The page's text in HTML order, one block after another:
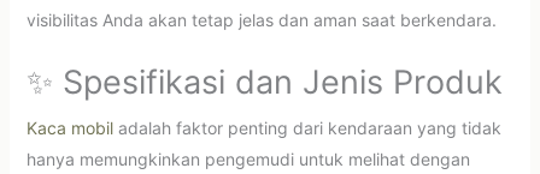
visibilitas Anda akan tetap jelas dan aman saat berkendara.
✨ Spesifikasi dan Jenis Produk
Kaca mobiladalah faktor penting dari kendaraan yang tidak
hanya memungkinkan pengemudi untuk melihat dengan